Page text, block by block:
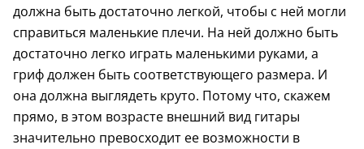
должна быть достаточно легкой, чтобы с ней могли
справиться маленькие плечи. На ней должно быть
достаточно легко играть маленькими руками, а
гриф должен быть соответствующего размера. И
она должна выглядеть круто. Потому что, скажем
прямо, в этом возрасте внешний вид гитары
значительно превосходит ее возможности в